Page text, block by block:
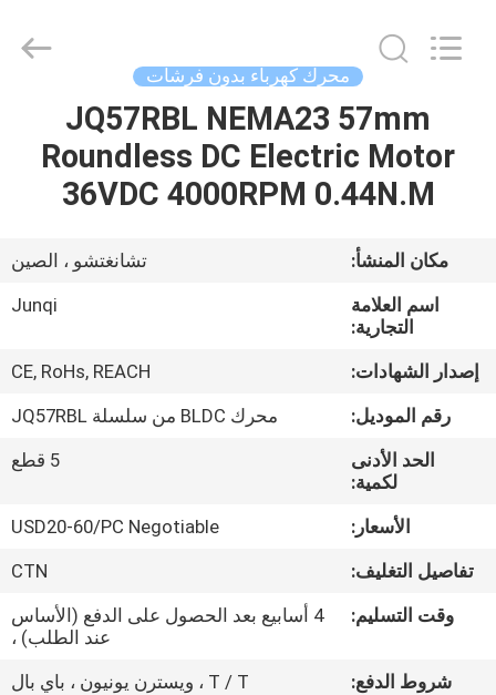
المنزل
المنتجات
معلومات
جولة
المصنع
مراقبة
الجودة
اتصل
International
محرك كهرباء بدون فرشات
JQ57RBL NEMA23 57mm
Roundless DC Electric Motor
36VDC 4000RPM 0.44N.M
مكان المنشأ:
تشانغتشو ، الصين
اسم العلامة
التجارية:
Junqi
إصدار الشهادات:
CE, RoHs, REACH
رقم الموديل:
محرك BLDC من سلسلة JQ57RBL
الحد الأدنى
لكمية:
5 قطع
الأسعار:
USD20-60/PC Negotiable
تفاصيل التغليف:
CTN
وقت التسليم:
4 أسابيع بعد الحصول على الدفع (الأساس
عند الطلب) ،
شروط الدفع:
T / T ، ويسترن يونيون ، باي بال